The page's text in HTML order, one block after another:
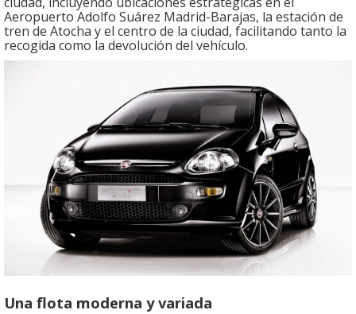
Aeropuerto Adolfo Suárez Madrid-Barajas, la estación de
tren de Atocha y el centro de la ciudad, facilitando tanto la
recogida como la devolución del vehículo.
Una flota moderna y variada